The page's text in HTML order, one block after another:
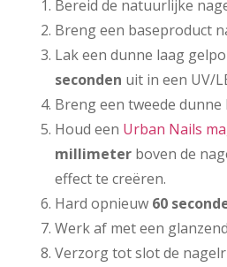
Bereid de natuurlijke
Breng een baseproduct
Lak een dunne laag
seconden uit in een UV/
Breng een tweede dunne
Houd een Urban Nails
millimeter boven de
effect te creëren.
Hard opnieuw 60
Werk af met een
Verzorg tot slot de